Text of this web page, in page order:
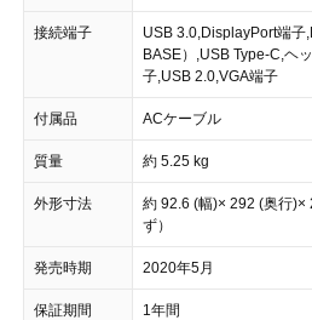
接続端子
USB 3.0,DisplayPort端
BASE）,USB Type-C,ヘ
子,USB 2.0,VGA端子
付属品 ACケーブル
質量 約 5.25 kg
外形寸法
約 92.6 (幅)× 292 (奥行)×
ず）
発売時期 2020年5月
保証期間 1年間